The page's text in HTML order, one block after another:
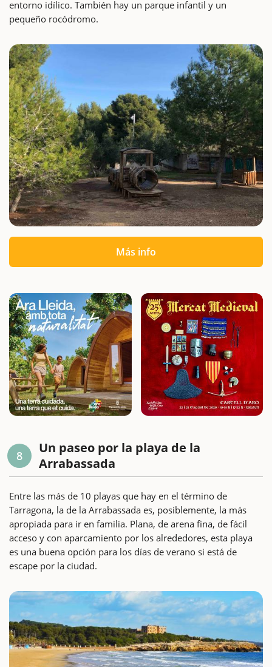
entorno idílico. También hay un parque infantil y un
pequeño rocódromo.
Más info
8
Un paseo por la playa de la
Arrabassada
Entre las más de 10 playas que hay en el término de
Tarragona, la de la Arrabassada es, posiblemente, la más
apropiada para ir en familia. Plana, de arena fina, de fácil
acceso y con aparcamiento por los alrededores, esta playa
es una buena opción para los días de verano si está de
escape por la ciudad.